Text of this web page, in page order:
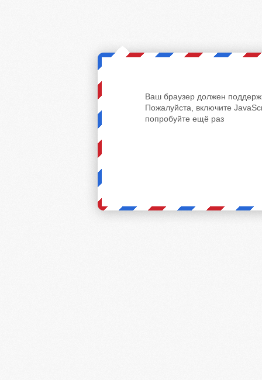
Ваш браузер должен
Пожалуйста, включите
попробуйте ещё раз